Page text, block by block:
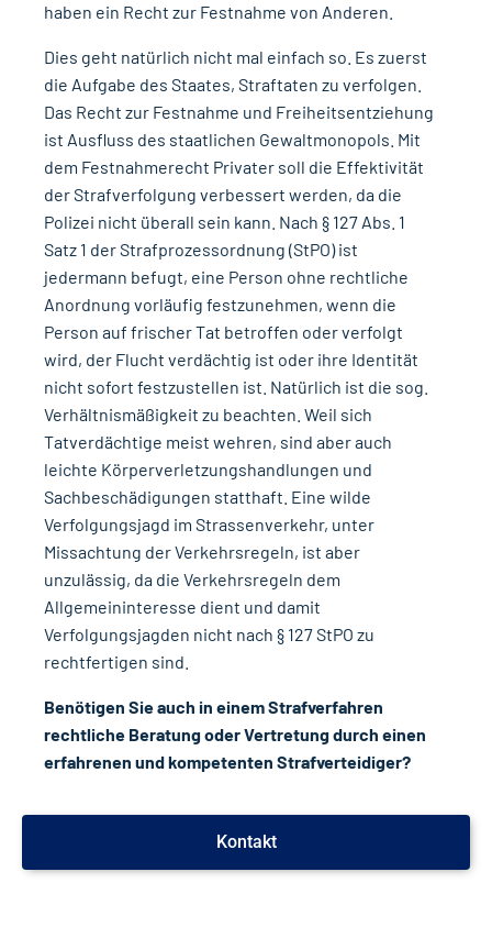
haben ein Recht zur Festnahme von Anderen.
Dies geht natürlich nicht mal einfach so. Es zuerst
die Aufgabe des Staates, Straftaten zu verfolgen.
Das Recht zur Festnahme und Freiheitsentziehung
ist Ausfluss des staatlichen Gewaltmonopols. Mit
dem Festnahmerecht Privater soll die Effektivität
der Strafverfolgung verbessert werden, da die
Polizei nicht überall sein kann. Nach § 127 Abs. 1
Satz 1 der Strafprozessordnung (StPO) ist
jedermann befugt, eine Person ohne rechtliche
Anordnung vorläufig festzunehmen, wenn die
Person auf frischer Tat betroffen oder verfolgt
wird, der Flucht verdächtig ist oder ihre Identität
nicht sofort festzustellen ist. Natürlich ist die sog.
Verhältnismäßigkeit zu beachten. Weil sich
Tatverdächtige meist wehren, sind aber auch
leichte Körperverletzungshandlungen und
Sachbeschädigungen statthaft. Eine wilde
Verfolgungsjagd im Strassenverkehr, unter
Missachtung der Verkehrsregeln, ist aber
unzulässig, da die Verkehrsregeln dem
Allgemeininteresse dient und damit
Verfolgungsjagden nicht nach § 127 StPO zu
rechtfertigen sind.
Benötigen Sie auch in einem Strafverfahren
rechtliche Beratung oder Vertretung durch einen
erfahrenen und kompetenten Strafverteidiger?
Kontakt